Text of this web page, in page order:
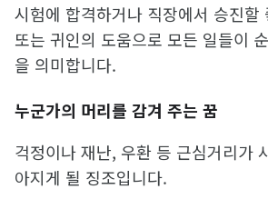
시험에 합격하거나 직장에서 승진할
또는 귀인의 도움으로 모든 일들이
을 의미합니다.
누군가의 머리를 감겨 주는 꿈
걱정이나 재난, 우환 등 근심거리가
아지게 될 징조입니다.